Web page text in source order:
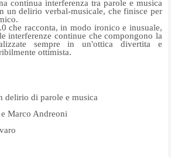
continua interferenza tra parole e musica
un delirio verbal-musicale, che finisce per
che racconta, in modo ironico e inusuale,
interferenze continue che compongono la
sempre in un'ottica divertita e
ottimista.
delirio di parole e musica
Marco Andreoni